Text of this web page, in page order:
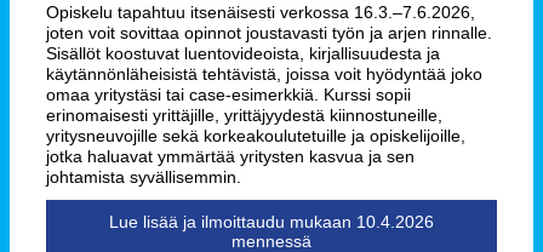
Opiskelu tapahtuu itsenäisesti verkossa 16.3.–7.6.2026,
joten voit sovittaa opinnot joustavasti työn ja arjen rinnalle.
Sisällöt koostuvat luentovideoista, kirjallisuudesta ja
käytännönläheisistä tehtävistä, joissa voit hyödyntää joko
omaa yritystäsi tai case-esimerkkiä. Kurssi sopii
erinomaisesti yrittäjille, yrittäjyydestä kiinnostuneille,
yritysneuvojille sekä korkeakoulutetuille ja opiskelijoille,
jotka haluavat ymmärtää yritysten kasvua ja sen
johtamista syvällisemmin.
Lue lisää ja ilmoittaudu mukaan 10.4.2026
mennessä